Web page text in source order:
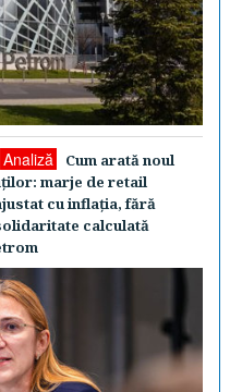
Analiză
Cum arată noul
marje de retail
cu inflaţia, fără
calculată